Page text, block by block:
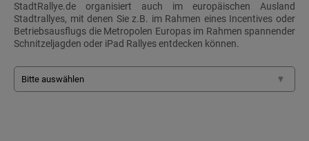
StadtRallye.de organisiert auch im europäischen Ausland
Stadtrallyes, mit denen Sie z.B. im Rahmen eines Incentives oder
Betriebsausflugs die Metropolen Europas im Rahmen spannender
Schnitzeljagden oder iPad Rallyes entdecken können.